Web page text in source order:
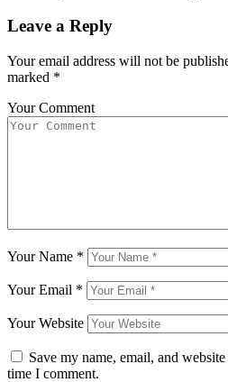
Leave a Reply
Your email address will not be
marked *
Your Comment
Your Name *
Your Email *
Your Website
Save my name, email, and
time I comment.